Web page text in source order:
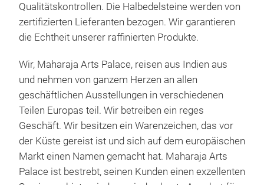
Qualitätskontrollen. Die Halbedelsteine ​​werden von
zertifizierten Lieferanten bezogen. Wir garantieren
die Echtheit unserer raffinierten Produkte.
Wir, Maharaja Arts Palace, reisen aus Indien aus
und nehmen von ganzem Herzen an allen
geschäftlichen Ausstellungen in verschiedenen
Teilen Europas teil. Wir betreiben ein reges
Geschäft. Wir besitzen ein Warenzeichen, das vor
der Küste gereist ist und sich auf dem europäischen
Markt einen Namen gemacht hat. Maharaja Arts
Palace ist bestrebt, seinen Kunden einen exzellenten